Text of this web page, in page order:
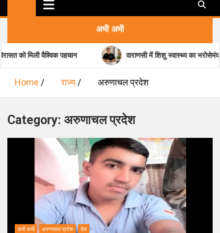
अभी अभी
मिली वैश्विक पहचान वाराणसी में शिशु स्वास्थ्य का भरोसेमंद नाम-
Home राज्य अरुणाचल प्रदेश
Category: अरुणाचल प्रदेश
अभी अभी अरुणाचल प्रदेश देश